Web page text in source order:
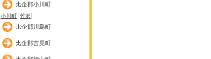
比企郡小川町
小川町 竹沢
比企郡川島町
比企郡吉見町